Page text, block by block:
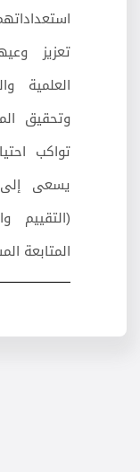
تعزيز
العلمية
وتحقيق
تواكب
يسعى إلى
(التقييم
المتابعة